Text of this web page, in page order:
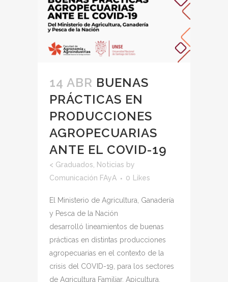
14 ABR BUENAS
PRÁCTICAS EN
PRODUCCIONES
AGROPECUARIAS
ANTE EL COVID-19
< Graduados, Noticias by
Comunicación FAyA
0 Likes
El Ministerio de Agricultura, Ganadería
y Pesca de la Nación
desarrolló lineamientos de buenas
prácticas en distintas producciones
agropecuarias en el contexto de la
crisis del COVID-19, para los sectores
de Agricultura Familiar, Apicultura,